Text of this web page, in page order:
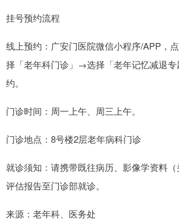
挂号预约流程
线上预约：广安门医院微信小程序/APP，
择「老年科门诊」→选择「老年记忆减退
约。
门诊时间：周一上午、周三上午。
门诊地点：8号楼2层老年病科门诊
就诊须知：请携带既往病历、影像学资料
评估报告至门诊部就诊。
来源：老年科、医务处